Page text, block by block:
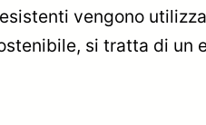
vengono
si tratta di un